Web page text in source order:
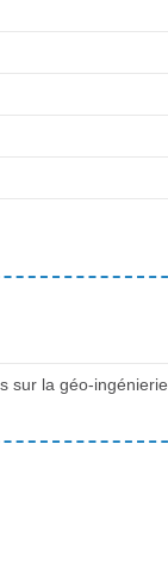
sur la géo-ingénierie